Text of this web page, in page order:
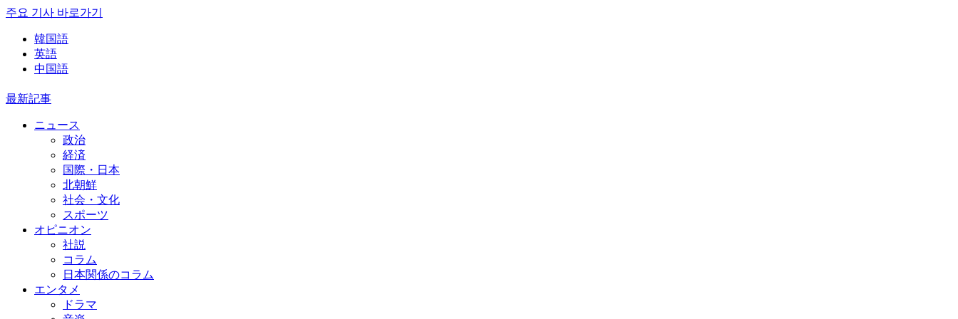
주요 기사 바로가기
韓国語
英語
中国語
最新記事
ニュース
政治
経済
国際・日本
北朝鮮
社会・文化
スポーツ
オピニオン
社説
コラム
日本関係のコラム
エンタメ
ドラマ